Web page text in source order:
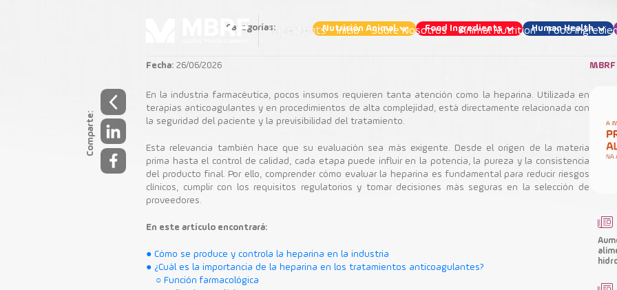
Início Sobre Nosotros Animal Nutrition Food
¿Cómo evaluar la heparina para uso farmacéutico?
Human Health
Categorías: Nutrición Animal Food Ingredients Human Health
Fecha: 26/06/2026
En la industria farmacéutica, pocos insumos requieren tanta atención como la heparina. Utilizada en
terapias anticoagulantes y en procedimientos de alta complejidad, está directamente relacionada con
la seguridad del paciente y la previsibilidad del tratamiento.
Esta relevancia también hace que su evaluación sea más exigente. Desde el origen de la materia
prima hasta el control de calidad, cada etapa puede influir en la potencia, la pureza y la consistencia
del producto final. Por ello, comprender cómo evaluar la heparina es fundamental para reducir riesgos
clínicos, cumplir con los requisitos regulatorios y tomar decisiones más seguras en la selección de
proveedores.
En este artículo encontrará:
● Cómo se produce y controla la heparina en la industria
● ¿Cuál es la importancia de la heparina en los tratamientos anticoagulantes?
○ Función farmacológica
Comparte: